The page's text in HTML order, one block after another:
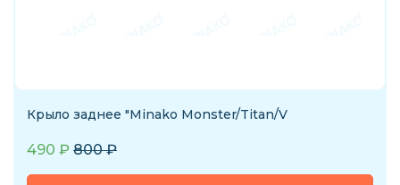
Крыло заднее "Minako Monster/Titan/V
490 ₽ 800₽